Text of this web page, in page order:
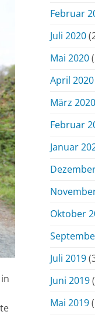
Februar
Juli 2020
Mai 2020
April 2020
März 2020
Februar
Januar
Oktober
Juli 2019
Juni 2019
Mai 2019